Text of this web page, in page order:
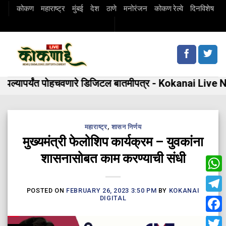
Skipकोकण महाराष्ट्र मुंबई देश ठाणे मनोरंजन कोकण रेल्वे दिनविशेष
पोहचवणारे डिजिटल बातमीपत्र - Kokanai Live
महाराष्ट्र, शासन निर्णय
मुख्यमंत्री फेलोशिप कार्यक्रम – युवकांना
शासनासोबत काम करण्याची संधी
POSTED ON FEBRUARY 26, 2023 3:50 PM BY KOKANAI
DIGITAL